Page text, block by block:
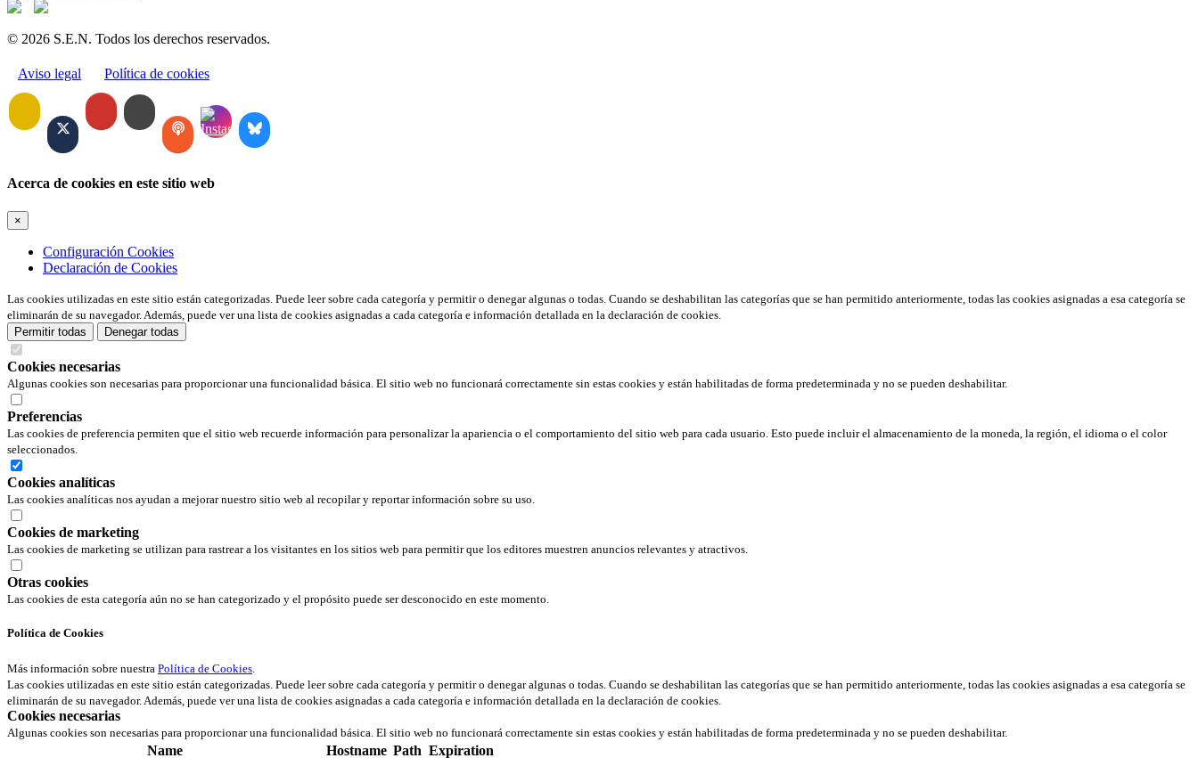
© 2026 S.E.N. Todos los derechos reservados.
Aviso legal Política de cookies
Acerca de cookies en este sitio web
×
Configuración Cookies
Declaración de Cookies
Las cookies utilizadas en este sitio están categorizadas. Puede leer sobre cada categoría y permitir o denegar algunas o todas. Cuando se deshabilitan las categorías que se han permitido anteriormente, todas las cookies asignadas a esa categoría se
eliminarán de su navegador. Además, puede ver una lista de cookies asignadas a cada categoría e información detallada en la declaración de cookies.
Permitir todas
Denegar todas
Cookies necesarias
Algunas cookies son necesarias para proporcionar una funcionalidad básica. El sitio web no funcionará correctamente sin estas cookies y están habilitadas de forma predeterminada y no se pueden deshabilitar.
Preferencias
Las cookies de preferencia permiten que el sitio web recuerde información para personalizar la apariencia o el comportamiento del sitio web para cada usuario. Esto puede incluir el almacenamiento de la moneda, la región, el idioma o el color
seleccionados.
Cookies analíticas
Las cookies analíticas nos ayudan a mejorar nuestro sitio web al recopilar y reportar información sobre su uso.
Cookies de marketing
Las cookies de marketing se utilizan para rastrear a los visitantes en los sitios web para permitir que los editores muestren anuncios relevantes y atractivos.
Otras cookies
Las cookies de esta categoría aún no se han categorizado y el propósito puede ser desconocido en este momento.
Política de Cookies
Más información sobre nuestra Política de Cookies.
Las cookies utilizadas en este sitio están categorizadas. Puede leer sobre cada categoría y permitir o denegar algunas o todas. Cuando se deshabilitan las categorías que se han permitido anteriormente, todas las cookies asignadas a esa categoría se
eliminarán de su navegador. Además, puede ver una lista de cookies asignadas a cada categoría e información detallada en la declaración de cookies.
Cookies necesarias
Algunas cookies son necesarias para proporcionar una funcionalidad básica. El sitio web no funcionará correctamente sin estas cookies y están habilitadas de forma predeterminada y no se pueden deshabilitar.
Name Hostname Path Expiration